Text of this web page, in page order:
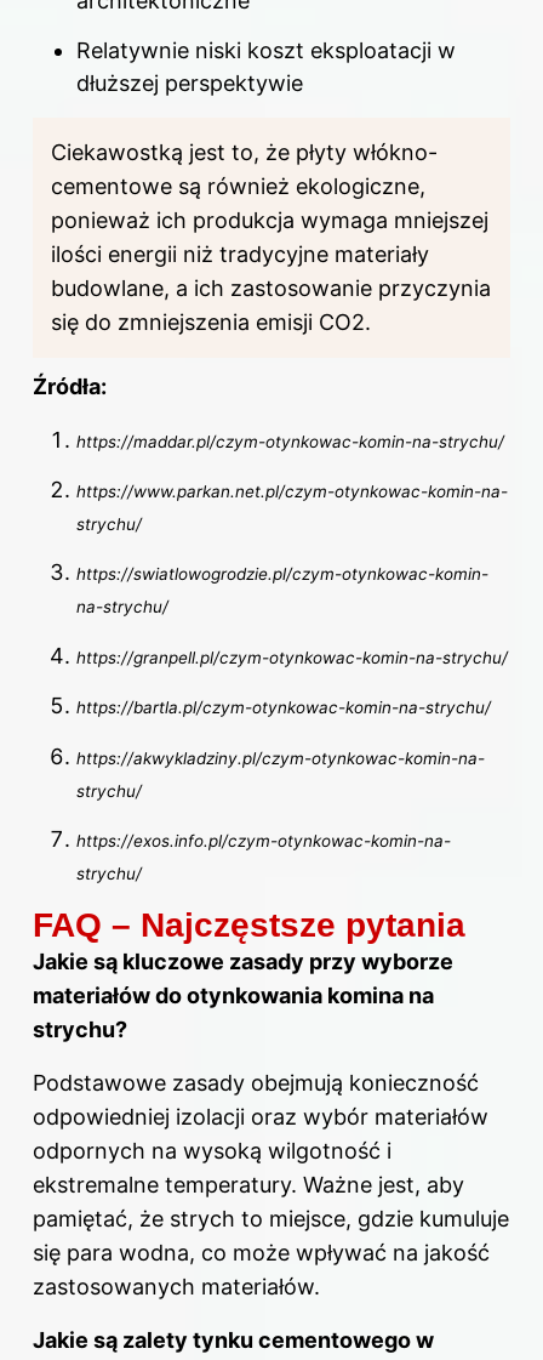
Relatywnie niski koszt eksploatacji w
dłuższej perspektywie
Ciekawostką jest to, że płyty włókno-
cementowe są również ekologiczne,
ponieważ ich produkcja wymaga mniejszej
ilości energii niż tradycyjne materiały
budowlane, a ich zastosowanie przyczynia
się do zmniejszenia emisji CO2.
Źródła:
https://maddar.pl/czym-otynkowac-komin-na-strychu/
https://www.parkan.net.pl/czym-otynkowac-komin-na-
strychu/
https://swiatlowogrodzie.pl/czym-otynkowac-komin-
na-strychu/
https://granpell.pl/czym-otynkowac-komin-na-strychu/
https://bartla.pl/czym-otynkowac-komin-na-strychu/
https://akwykladziny.pl/czym-otynkowac-komin-na-
strychu/
https://exos.info.pl/czym-otynkowac-komin-na-
strychu/
FAQ – Najczęstsze pytania
Jakie są kluczowe zasady przy wyborze
materiałów do otynkowania komina na
strychu?
Podstawowe zasady obejmują konieczność
odpowiedniej izolacji oraz wybór materiałów
odpornych na wysoką wilgotność i
ekstremalne temperatury. Ważne jest, aby
pamiętać, że strych to miejsce, gdzie kumuluje
się para wodna, co może wpływać na jakość
zastosowanych materiałów.
Jakie są zalety tynku cementowego w